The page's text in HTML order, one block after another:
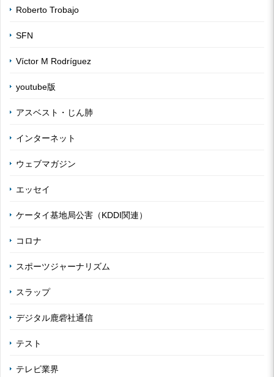
Roberto Trobajo
SFN
Víctor M Rodríguez
youtube版
アスベスト・じん肺
インターネット
ウェブマガジン
エッセイ
ケータイ基地局公害（KDDI関連）
コロナ
スポーツジャーナリズム
スラップ
デジタル鹿砦社通信
テスト
テレビ業界